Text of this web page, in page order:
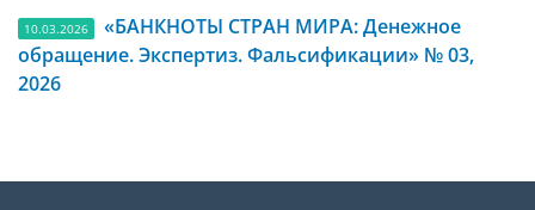
10.03.2026
«БАНКНОТЫ СТРАН МИРА: Денежное
обращение. Экспертиз. Фальсификации» № 03,
2026